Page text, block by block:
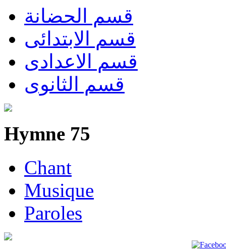
قسم الحضانة
قسم الابتدائى
قسم الاعدادى
قسم الثانوى
Hymne 75
Chant
Musique
Paroles